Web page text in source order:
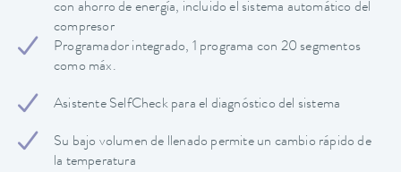
con ahorro de energía, incluido el sistema automático del
compresor
Programador integrado, 1 programa con 20 segmentos
como máx.
Asistente SelfCheck para el diagnóstico del sistema
Su bajo volumen de llenado permite un cambio rápido de
la temperatura